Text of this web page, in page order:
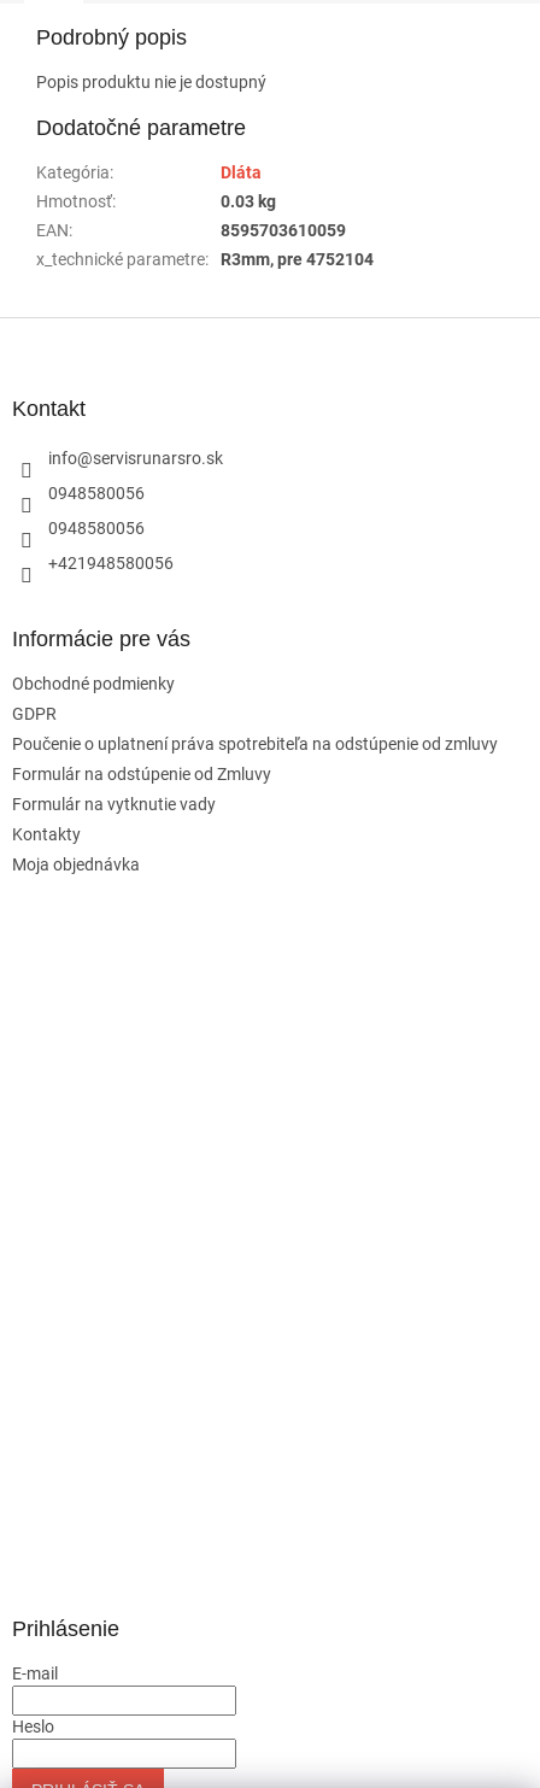
Podrobný popis
Popis produktu nie je dostupný
Dodatočné parametre
Kategória:
Dláta
Hmotnosť:
0.03 kg
EAN:
8595703610059
x_technické parametre: R3mm, pre 4752104
Kontakt
info@servisrunarsro.sk
0948580056
0948580056
+421948580056
Informácie pre vás
Obchodné podmienky
GDPR
Poučenie o uplatnení práva spotrebiteľa na odstúpenie od zmluvy
Formulár na odstúpenie od Zmluvy
Formulár na vytknutie vady
Kontakty
Moja objednávka
Prihlásenie
E-mail
Heslo